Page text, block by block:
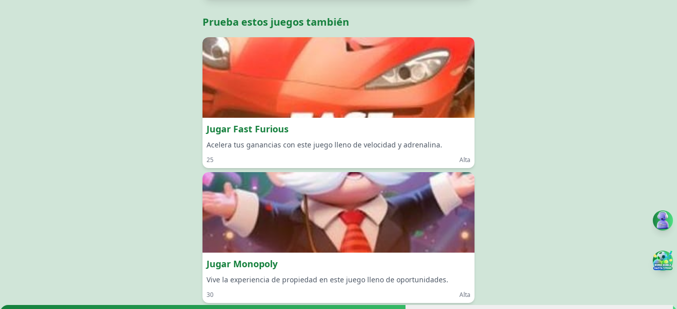
Prueba estos juegos también
Jugar Fast Furious
Acelera tus ganancias con este juego lleno de velocidad y adrenalina.
25 Alta
Jugar Monopoly
Vive la experiencia de propiedad en este juego lleno de oportunidades.
30 Alta